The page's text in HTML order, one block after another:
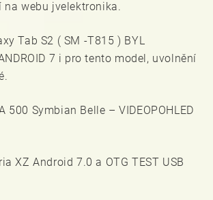
na webu jvelektronika.
Tab S2 ( SM -T815 ) BYL
7 i pro tento model, uvolnění
500 Symbian Belle – VIDEOPOHLED
XZ Android 7.0 a OTG TEST USB